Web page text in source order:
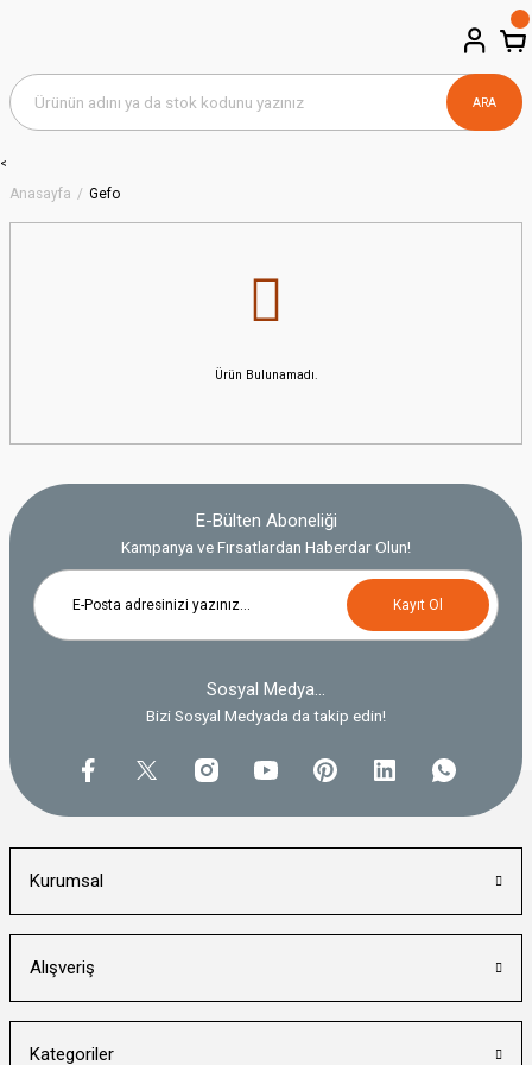
ARA
<
Anasayfa Gefo
Ürün Bulunamadı.
E-Bülten Aboneliği
Kampanya ve Fırsatlardan Haberdar Olun!
Kayıt Ol
Sosyal Medya...
Bizi Sosyal Medyada da takip edin!
Kurumsal
Alışveriş
Kategoriler